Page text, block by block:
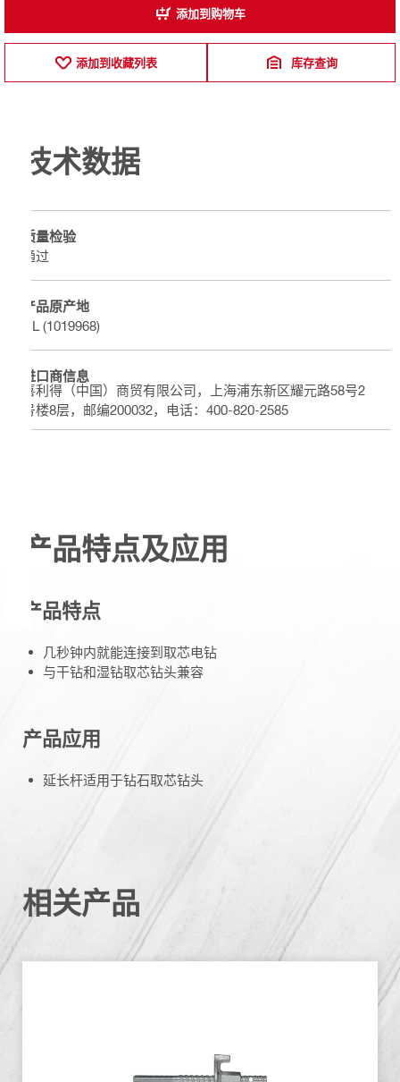
添加到购物车
添加到收藏列表 库存查询
技术数据
质量检验
通过
产品原产地
NL (1019968)
进口商信息
喜利得（中国）商贸有限公司，上海浦东新区耀元路58号2
号楼8层，邮编200032，电话：400-820-2585
产品特点及应用
产品特点
几秒钟内就能连接到取芯电钻
与干钻和湿钻取芯钻头兼容
产品应用
延长杆适用于钻石取芯钻头
相关产品